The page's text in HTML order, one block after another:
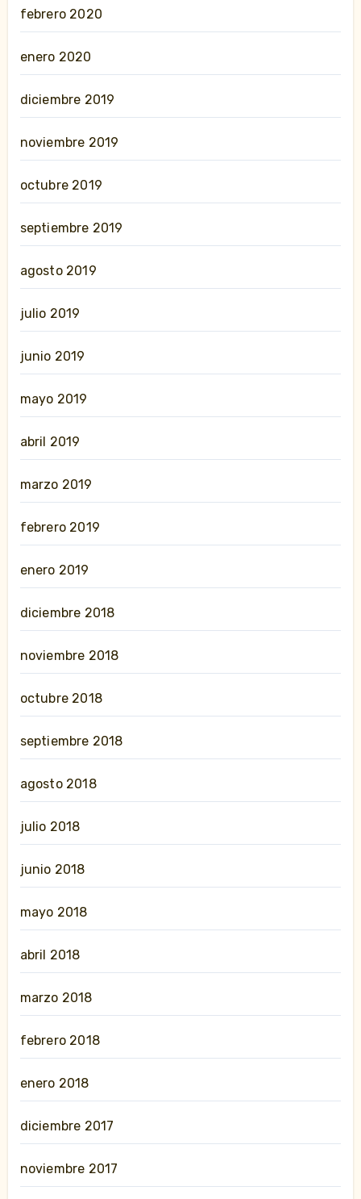
febrero 2020
enero 2020
diciembre 2019
noviembre 2019
octubre 2019
septiembre 2019
agosto 2019
julio 2019
junio 2019
mayo 2019
abril 2019
marzo 2019
febrero 2019
enero 2019
diciembre 2018
noviembre 2018
octubre 2018
septiembre 2018
agosto 2018
julio 2018
junio 2018
mayo 2018
abril 2018
marzo 2018
febrero 2018
enero 2018
diciembre 2017
noviembre 2017